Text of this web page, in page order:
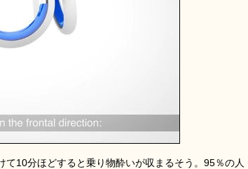
10分ほどすると乗り物酔いが収まるそう。95％の人